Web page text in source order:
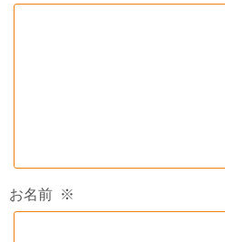
お名前 ※